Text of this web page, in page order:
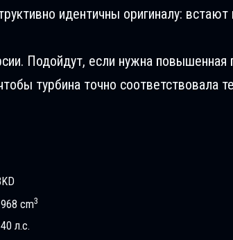
идентичны оригиналу:
Подойдут, если нужна повышенная
турбина точно соответствовала
cm3
л.с.